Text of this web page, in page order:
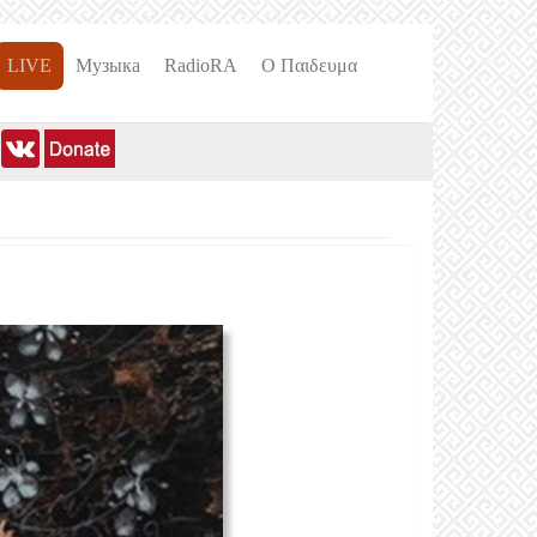
LIVE Музыка RadioRA О Пαιδευμα